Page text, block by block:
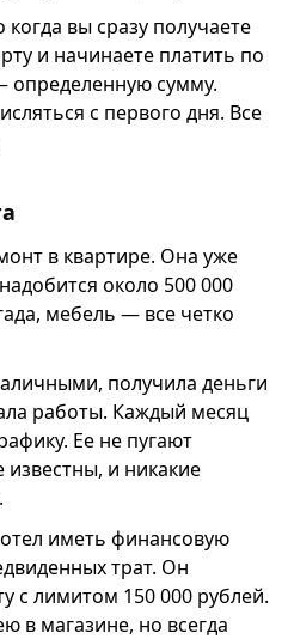
вы сразу получаете
и начинаете платить по
определенную сумму.
с первого дня. Все
в квартире. Она уже
около 500 000
мебель — все четко
получила деньги
работы. Каждый месяц
Ее не пугают
и никакие
иметь финансовую
трат. Он
с лимитом 150 000 рублей.
в магазине, но всегда